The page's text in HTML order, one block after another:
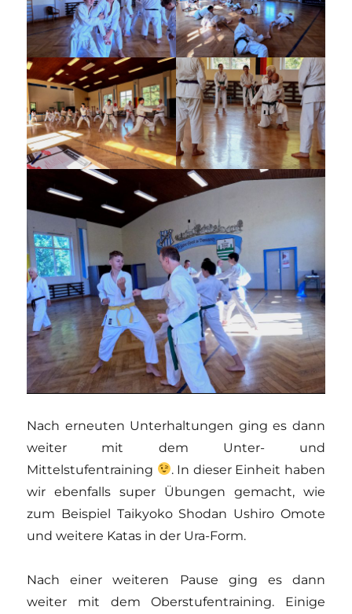
Nach erneuten Unterhaltungen ging es dann
weiter mit dem Unter- und
Mittelstufentraining
. In dieser Einheit haben
wir ebenfalls super Übungen gemacht, wie
zum Beispiel Taikyoko Shodan Ushiro Omote
und weitere Katas in der Ura-Form.
Nach einer weiteren Pause ging es dann
weiter mit dem Oberstufentraining. Einige